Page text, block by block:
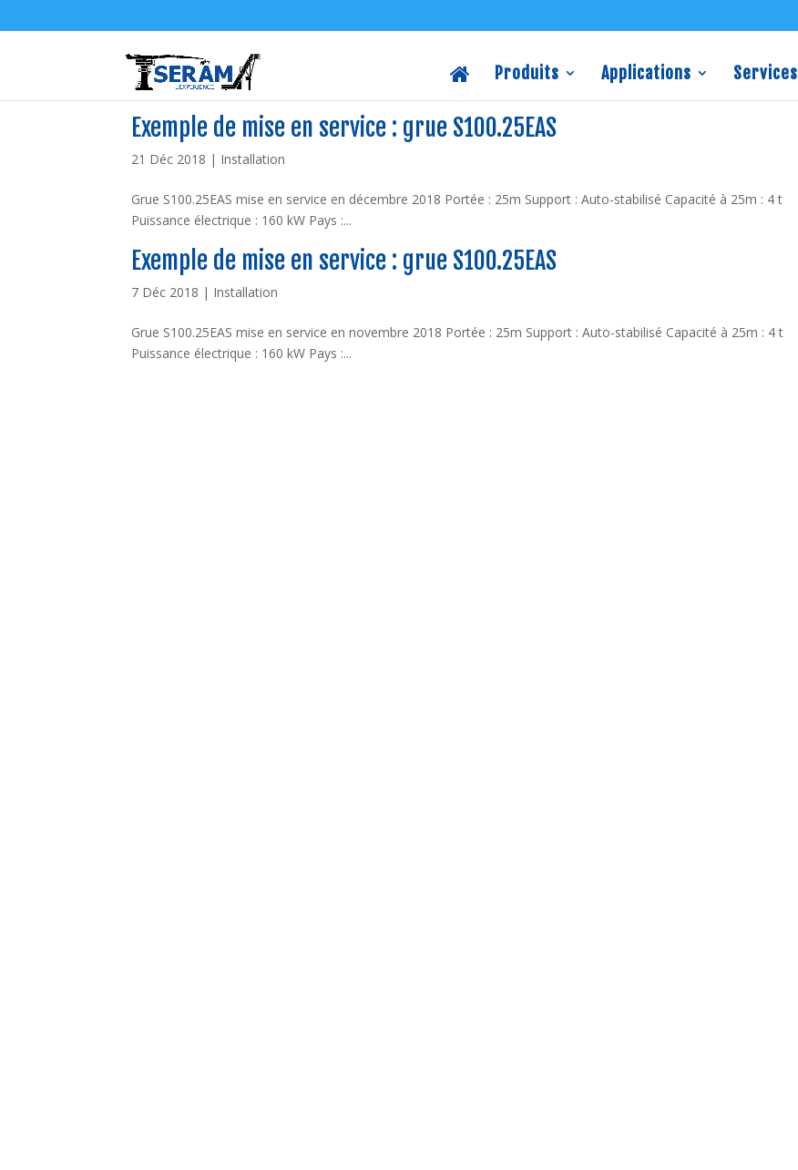
Produits Applications Services
Exemple de mise en service : grue S100.25EAS
21 Déc 2018 | Installation
Grue S100.25EAS mise en service en décembre 2018 Portée : 25m Support : Auto-stabilisé Capacité à 25m : 4 t
Puissance électrique : 160 kW Pays :...
Exemple de mise en service : grue S100.25EAS
7 Déc 2018 | Installation
Grue S100.25EAS mise en service en novembre 2018 Portée : 25m Support : Auto-stabilisé Capacité à 25m : 4 t
Puissance électrique : 160 kW Pays :...